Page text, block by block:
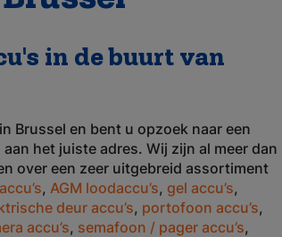
in de buurt van
Brussel en bent u opzoek naar een
het juiste adres. Wij zijn al meer dan
over een zeer uitgebreid assortiment
, AGM loodaccu’s, gel accu’s,
deur accu’s, portofoon accu’s,
accu’s, semafoon / pager accu’s,